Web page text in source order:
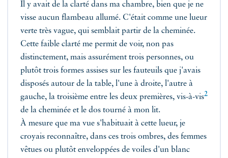
Il y avait de la clarté dans ma chambre, bien que je ne
visse aucun flambeau allumé. C'était comme une lueur
verte très vague, qui semblait partir de la cheminée.
Cette faible clarté me permit de voir, non pas
distinctement, mais assurément trois personnes, ou
plutôt trois formes assises sur les fauteuils que j'avais
disposés autour de la table, l'une à droite, l'autre à
gauche, la troisième entre les deux premières, vis-à-vis2
de la cheminée et le dos tourné à mon lit.
À mesure que ma vue s'habituait à cette lueur, je
croyais reconnaître, dans ces trois ombres, des femmes
vêtues ou plutôt enveloppées de voiles d'un blanc